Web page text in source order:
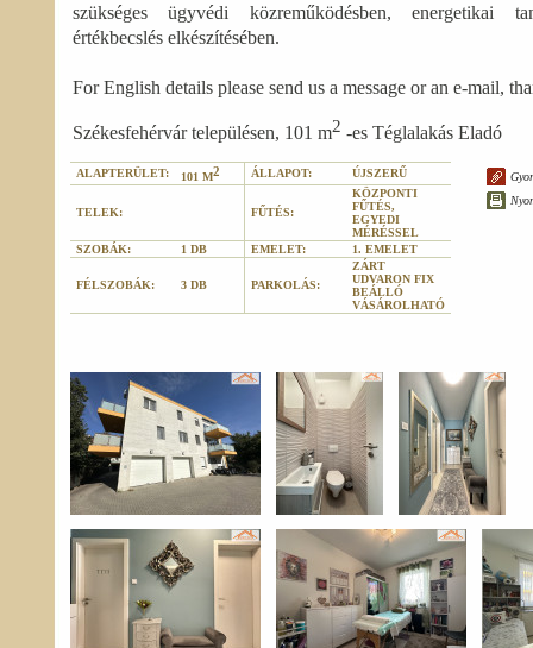
szükséges ügyvédi közreműködésben, energetikai
értékbecslés elkészítésében.
For English details please send us a message or an e-mail,
Székesfehérvár településen, 101 m2 -es Téglalakás Eladó
ALAPTERÜLET: 101 M2 ÁLLAPOT: ÚJSZERŰ
TELEK: FŰTÉS:
KÖZPONTI
FŰTÉS,
EGYEDI
MÉRÉSSEL
SZOBÁK:
1 DB EMELET: 1. EMELET
FÉLSZOBÁK: 3 DB PARKOLÁS:
ZÁRT
UDVARON FIX
BEÁLLÓ
VÁSÁROLHATÓ